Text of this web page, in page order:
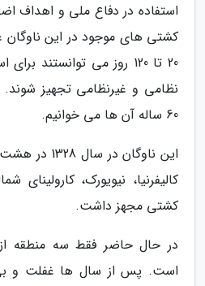
استفاده در دفاع ملی و اهداف
کشتی های موجود در این ناوگان
20 تا 120 روز می توانستند
نظامی و غیرنظامی تجهیز شوند.
60 ساله آن ها می خوانیم.
این ناوگان
کشتی مجهز داشت.
در حال حاضر فقط سه منطقه
است. پس از سال ها غفلت و